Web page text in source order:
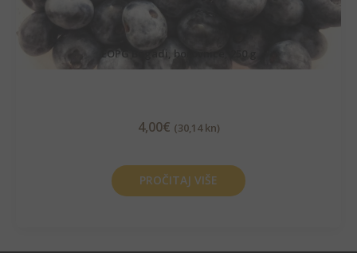
EOPG Bogadi, borovnice, 250 g
4,00€ (30,14 kn)
PROČITAJ VIŠE